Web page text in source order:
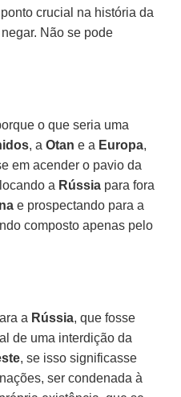
crucial na história da
Não se pode
o que seria uma
, aOtan e a Europa,
em acender o pavio da
a Rússia para fora
e prospectando para a
composto apenas pelo
a Rússia, que fosse
de uma interdição da
, se isso significasse
ser condenada à